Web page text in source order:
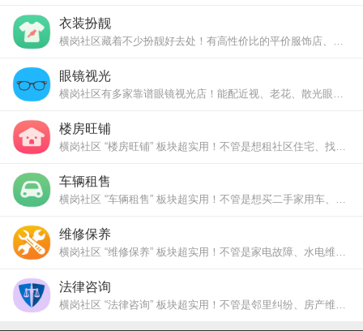
衣装扮靓
横岗社区藏着不少扮靓好去处！有高性价比的平价服饰店、精致小众的精品女装，还有改衣修鞋的便民小店，从日常穿搭到细节打理，轻松满足你的扮靓需求。
眼镜视光
横岗社区有多家靠谱眼镜视光店！能配近视、老花、散光眼镜，还提供验光检查、眼镜维修清洁服务，款式从平价基础款到潮流款都有，满足不同视力与审美需求。
楼房旺铺
横岗社区 “楼房旺铺” 板块超实用！不管是想租社区住宅、找临街旺铺，还是了解周边房源户型、租金行情，这里都有邻里真实分享，帮你轻松搞定住房与经营需求。
车辆租售
横岗社区 “车辆租售” 板块超实用！不管是想买二手家用车、租代步车，还是转让闲置车辆，这里都有邻里真实分享，还能交流车况、价格行情，帮你省心搞定用车需求。
维修保养
横岗社区 “维修保养” 板块超实用！不管是家电故障、水电维修，还是家具保养、管道疏通，这里都有邻里推荐的靠谱师傅和真实体验，帮你快速解决生活里的维修难题。
法律咨询
横岗社区 “法律咨询” 板块超实用！不管是邻里纠纷、房产维权，还是劳动争议、合同问题，这里有专业方向交流与邻里经验分享，帮你理清法律疑问，应对生活中的法律难题。